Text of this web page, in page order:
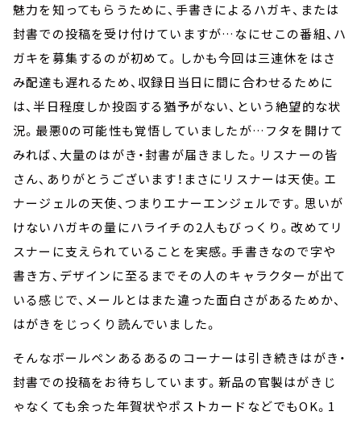
魅力を知ってもらうために、手書きによるハガキ、または
封書での投稿を受け付けていますが…なにせこの番組、ハ
ガキを募集するのが初めて。しかも今回は三連休をはさ
み配達も遅れるため、収録日当日に間に合わせるために
は、半日程度しか投函する猶予がない、という絶望的な状
況。最悪0の可能性も覚悟していましたが…フタを開けて
みれば、大量のはがき・封書が届きました。リスナーの皆
さん、ありがとうございます！まさにリスナーは天使。エ
ナージェルの天使、つまりエナーエンジェルです。思いが
けないハガキの量にハライチの2人もびっくり。改めてリ
スナーに支えられていることを実感。手書きなので字や
書き方、デザインに至るまでその人のキャラクターが出て
いる感じで、メールとはまた違った面白さがあるためか、
はがきをじっくり読んでいました。
そんなボールペンあるあるのコーナーは引き続きはがき・
封書での投稿をお待ちしています。新品の官製はがきじ
ゃなくても余った年賀状やポストカードなどでもOK。1